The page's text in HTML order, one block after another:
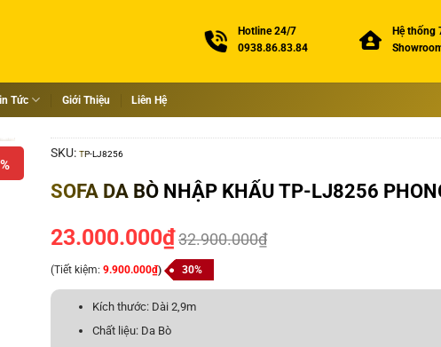
Hotline 24/7
0938.86.83.84
Hệ thống
Tức Giới Thiệu Liên Hệ
SKU: TP-LJ8256
SOFA DA BÒ NHẬP KHẨU TP-LJ8256
23.000.000₫32.900.000₫
(Tiết kiệm: 9.900.000₫) 30%
Kích thước: Dài 2,9m
Chất liệu: Da Bò